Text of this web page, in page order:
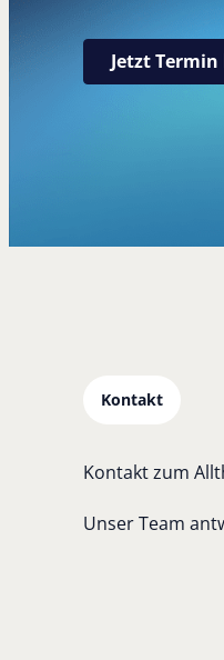
Jetzt
Kontakt
Kontakt zum Allt
Unser Team